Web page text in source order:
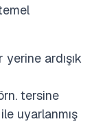
ardışık
tersine
uyarlanmış